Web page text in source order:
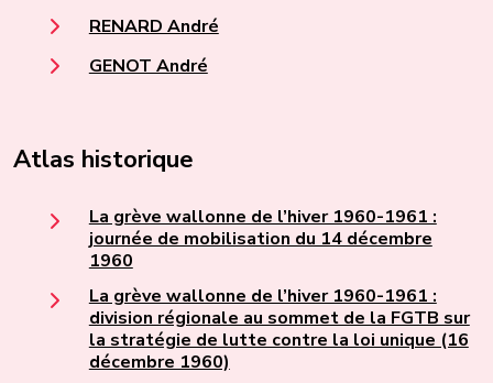
RENARD André
GENOT André
Atlas historique
La grève wallonne de l’hiver 1960-1961 :
journée de mobilisation du 14 décembre
1960
La grève wallonne de l’hiver 1960-1961 :
division régionale au sommet de la FGTB sur
la stratégie de lutte contre la loi unique (16
décembre 1960)